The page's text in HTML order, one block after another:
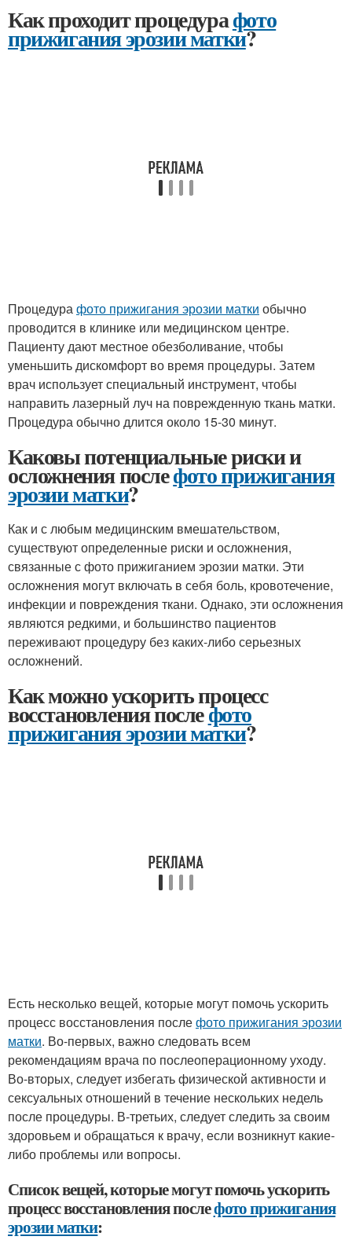
Как проходит процедурафото
прижигания эрозии матки?
Процедурафото прижигания эрозии матки обычно
проводится в клинике или медицинском центре.
Пациенту дают местное обезболивание, чтобы
уменьшить дискомфорт во время процедуры. Затем
врач использует специальный инструмент, чтобы
направить лазерный луч на поврежденную ткань матки.
Процедура обычно длится около 15-30 минут.
Каковы потенциальные риски и
осложнения послефото прижигания
эрозии матки?
Как и с любым медицинским вмешательством,
существуют определенные риски и осложнения,
связанные с фото прижиганием эрозии матки. Эти
осложнения могут включать в себя боль, кровотечение,
инфекции и повреждения ткани. Однако, эти осложнения
являются редкими, и большинство пациентов
переживают процедуру без каких-либо серьезных
осложнений.
Как можно ускорить процесс
восстановления послефото
прижигания эрозии матки?
Есть несколько вещей, которые могут помочь ускорить
процесс восстановления послефото прижигания эрозии
матки. Во-первых, важно следовать всем
рекомендациям врача по послеоперационному уходу.
Во-вторых, следует избегать физической активности и
сексуальных отношений в течение нескольких недель
после процедуры. В-третьих, следует следить за своим
здоровьем и обращаться к врачу, если возникнут какие-
либо проблемы или вопросы.
Список вещей, которые могут помочь ускорить
процесс восстановления послефото прижигания
эрозии матки: